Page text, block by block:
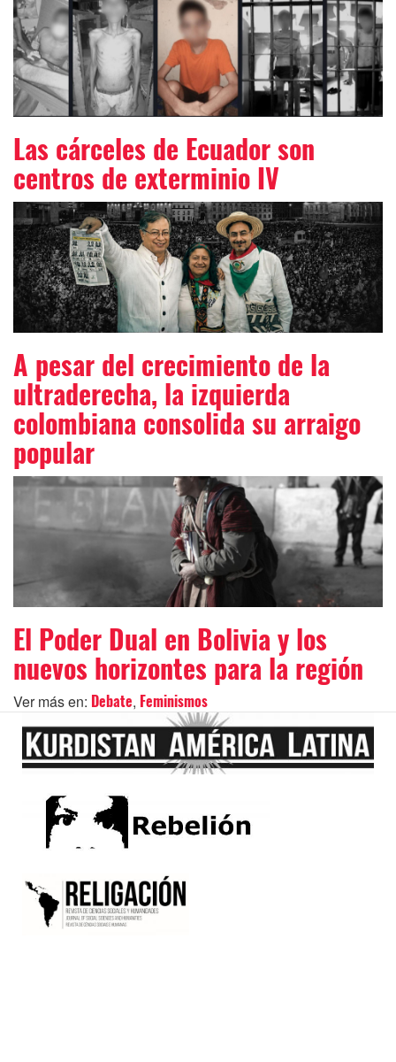
Las cárceles de Ecuador son
centros de exterminio IV
A pesar del crecimiento de la
ultraderecha, la izquierda
colombiana consolida su arraigo
popular
El Poder Dual en Bolivia y los
nuevos horizontes para la región
Ver más en: Debate, Feminismos